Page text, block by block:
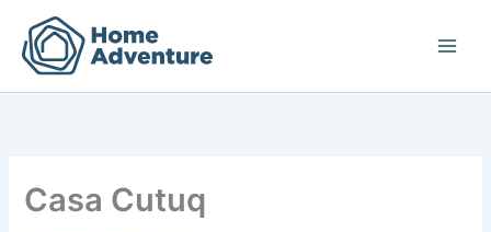
contenido
Casa Cutuq